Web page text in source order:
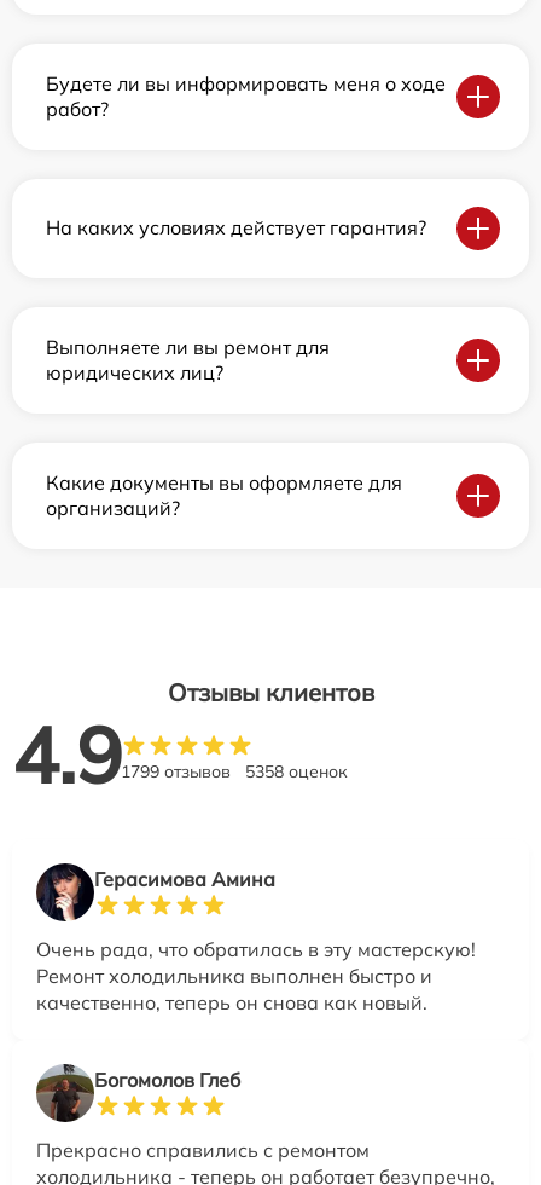
Будете ли вы информировать меня о ходе
работ?
На каких условиях действует гарантия?
Выполняете ли вы ремонт для
юридических лиц?
Какие документы вы оформляете для
организаций?
Отзывы клиентов
4.91799 отзывов 5358 оценок
Герасимова Амина
Очень рада, что обратилась в эту мастерскую!
Ремонт холодильника выполнен быстро и
качественно, теперь он снова как новый.
Богомолов Глеб
Прекрасно справились с ремонтом
холодильника - теперь он работает безупречно,